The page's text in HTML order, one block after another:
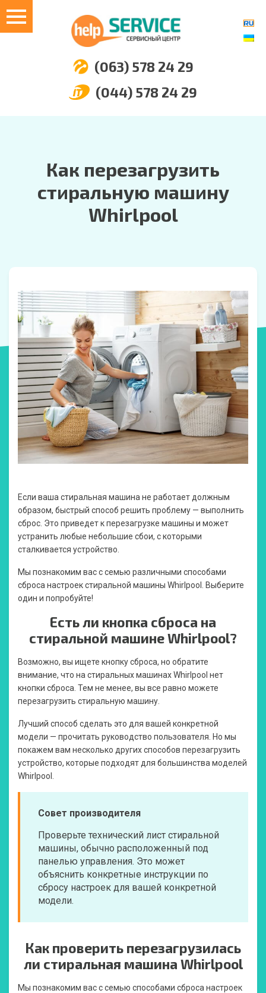
(063) 578 24 29
(044) 578 24 29
Как перезагрузить
стиральную машину
Whirlpool
Если ваша стиральная машина не работает должным
образом, быстрый способ решить проблему — выполнить
сброс. Это приведет к перезагрузке машины и может
устранить любые небольшие сбои, с которыми
сталкивается устройство.
Мы познакомим вас с семью различными способами
сброса настроек стиральной машины Whirlpool. Выберите
один и попробуйте!
Есть ли кнопка сброса на
стиральной машине Whirlpool?
Возможно, вы ищете кнопку сброса, но обратите
внимание, что на стиральных машинах Whirlpool нет
кнопки сброса. Тем не менее, вы все равно можете
перезагрузить стиральную машину.
Лучший способ сделать это для вашей конкретной
модели — прочитать руководство пользователя. Но мы
покажем вам несколько других способов перезагрузить
устройство, которые подходят для большинства моделей
Whirlpool.
Совет производителя
Проверьте технический лист стиральной
машины, обычно расположенный под
панелью управления. Это может
объяснить конкретные инструкции по
сбросу настроек для вашей конкретной
модели.
Как проверить перезагрузилась
ли стиральная машина Whirlpool
Мы познакомим вас с семью способами сброса настроек